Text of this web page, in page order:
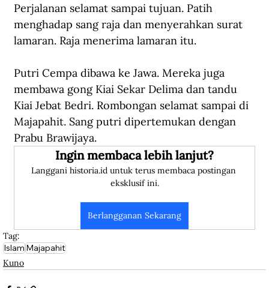
Perjalanan selamat sampai tujuan. Patih
menghadap sang raja dan menyerahkan surat
lamaran. Raja menerima lamaran itu.
Putri Cempa dibawa ke Jawa. Mereka juga
membawa gong Kiai Sekar Delima dan tandu
Kiai Jebat Bedri. Rombongan selamat sampai di
Majapahit. Sang putri dipertemukan dengan
Prabu Brawijaya.
Ingin membaca lebih lanjut?
Langgani historia.id untuk terus membaca postingan
eksklusif ini.
Berlangganan Sekarang
Tag:
IslamMajapahit
Kuno